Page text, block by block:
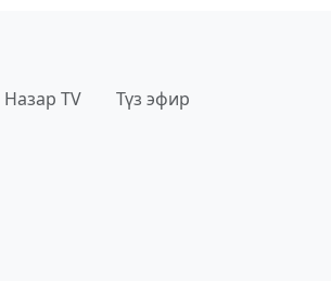
Назар TV Түз эфир